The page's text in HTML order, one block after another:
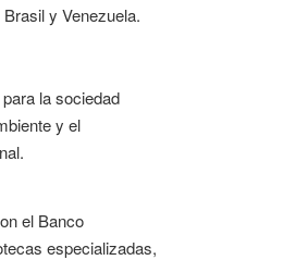
y Venezuela.
la sociedad
y el
el Banco
especializadas,